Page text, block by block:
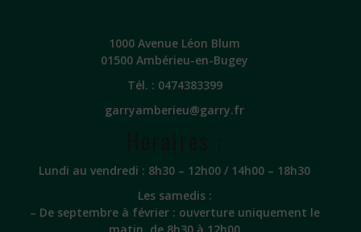
1000 Avenue Léon Blum
01500 Ambérieu-en-Bugey
Tél. : 0474383399
garryamberieu@garry.fr
Lundi au vendredi : 8h30 – 12h00 / 14h00 – 18h30
Les samedis :
– De septembre à février : ouverture uniquement le